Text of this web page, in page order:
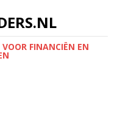
FINANCIËN EN